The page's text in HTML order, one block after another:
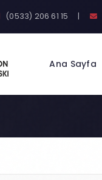
(0533) 206 61 15 |
Ana Sayfa